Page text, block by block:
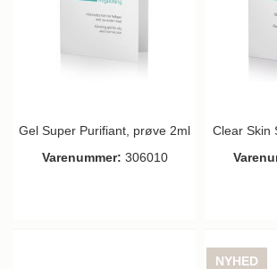
Gel Super Purifiant, prøve 2ml
Varenummer: 306010
Clear Skin
NYHED